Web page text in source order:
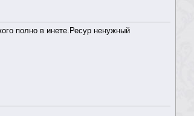
полно в инете.Ресур ненужный